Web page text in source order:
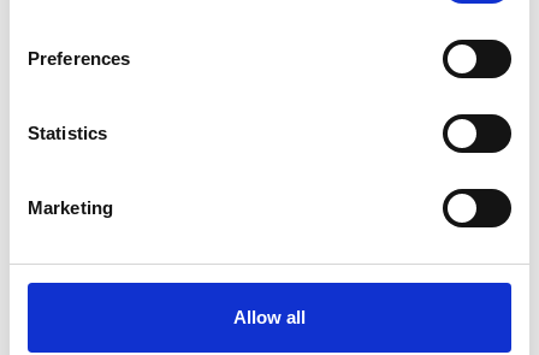
Preferences
Statistics
Marketing
Allow all
O crachá Certifiqat
Contactar a equipa de vendas